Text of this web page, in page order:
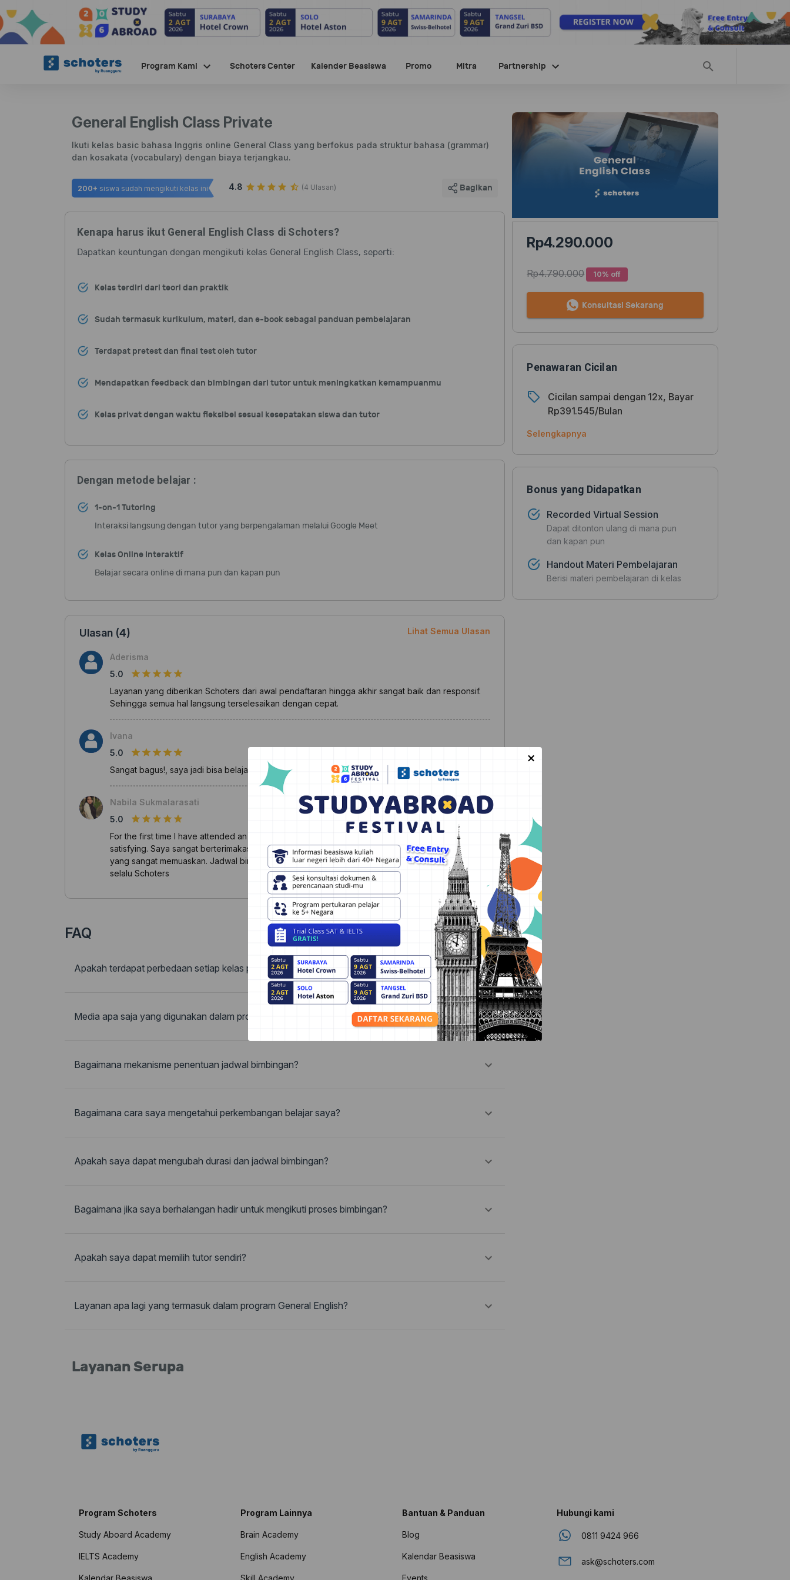
Program Kami Schoters Center Kalender Beasiswa Promo Mitra Partnership
General English Class Private
Ikuti kelas basic bahasa Inggris online General Class yang berfokus pada struktur bahasa (grammar)
dan kosakata (vocabulary) dengan biaya terjangkau.
200+ siswa sudah mengikuti kelas ini 4.8 (4 Ulasan) Bagikan
Kenapa harus ikut General English Class di Schoters?
Dapatkan keuntungan dengan mengikuti kelas General English Class, seperti:
Kelas terdiri dari teori dan praktik
Sudah termasuk kurikulum, materi, dan e-book sebagai panduan pembelajaran
Terdapat pretest dan final test oleh tutor
Mendapatkan feedback dan bimbingan dari tutor untuk meningkatkan kemampuanmu
Kelas privat dengan waktu fleksibel sesuai kesepatakan siswa dan tutor
Dengan metode belajar :
1-on-1 Tutoring
Interaksi langsung dengan tutor yang berpengalaman melalui Google Meet
Kelas Online Interaktif
Belajar secara online di mana pun dan kapan pun
Ulasan (4) Lihat Semua Ulasan
Aderisma
5.0
Layanan yang diberikan Schoters dari awal pendaftaran hingga akhir sangat baik dan responsif.
Sehingga semua hal langsung terselesaikan dengan cepat.
Ivana
5.0
Sangat bagus!, saya jadi bisa belajar bahasa Inggris dengan lebih spesifik karena private course
Nabila Sukmalarasati
5.0
For the first time I have attended an English tutoring program which was very interesting and
satisfying. Saya sangat berterimakasih kepada tim Schoters karena telah memberikan bimbingan
yang sangat memuaskan. Jadwal bimbingan yang fleksibel dan Tutornya sangat friendly. Sukses
selalu Schoters
FAQ
Apakah terdapat perbedaan setiap kelas pada program General English?
Media apa saja yang digunakan dalam proses bimbingan?
Bagaimana mekanisme penentuan jadwal bimbingan?
Bagaimana cara saya mengetahui perkembangan belajar saya?
Apakah saya dapat mengubah durasi dan jadwal bimbingan?
Bagaimana jika saya berhalangan hadir untuk mengikuti proses bimbingan?
Apakah saya dapat memilih tutor sendiri?
Layanan apa lagi yang termasuk dalam program General English?
Rp4.290.000
Rp4.790.000 10% off
Konsultasi Sekarang
Penawaran Cicilan
Cicilan sampai dengan 12x, Bayar
Rp391.545/Bulan
Selengkapnya
Bonus yang Didapatkan
Recorded Virtual Session
Dapat ditonton ulang di mana pun
dan kapan pun
Handout Materi Pembelajaran
Berisi materi pembelajaran di kelas
Layanan Serupa
Program Schoters
Study Aboard Academy
IELTS Academy
Program Lainnya
Brain Academy
English Academy
Bantuan & Panduan
Blog
Kalendar Beasiswa
Hubungi kami
0811 9424 966
ask@schoters.com
×